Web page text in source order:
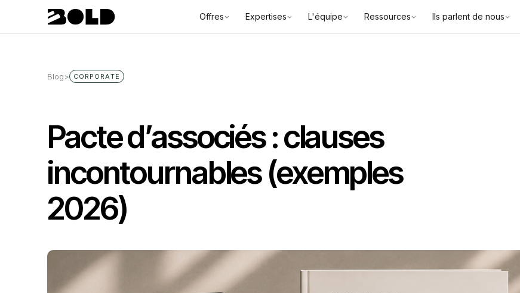
Offres Expertises L'équipe Ressources Ils parlent de nous
Blog> CORPORATE
Pacte d’associés : clauses
incontournables (exemples
2026)